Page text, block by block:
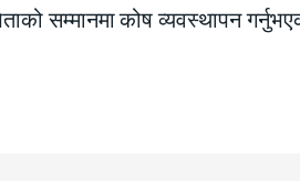
सम्मानमा कोष व्यवस्थापन